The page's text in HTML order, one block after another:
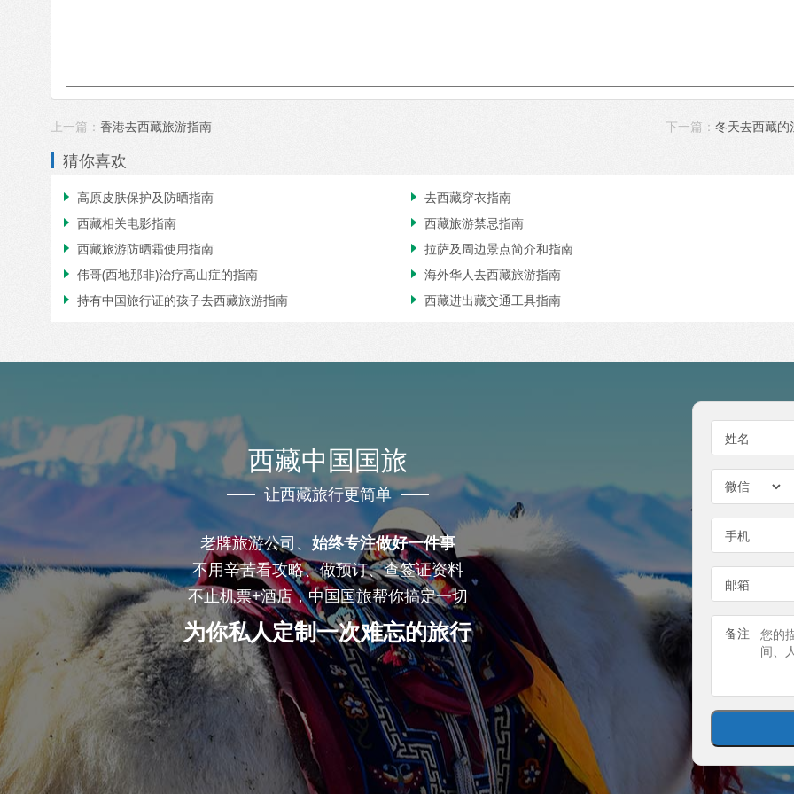
上一篇： 香港去西藏旅游指南 下一篇： 冬天去西藏的
猜你喜欢
 高原皮肤保护及防晒指南  去西藏穿衣指南
 西藏相关电影指南  西藏旅游禁忌指南
 西藏旅游防晒霜使用指南  拉萨及周边景点简介和指南
 伟哥(西地那非)治疗高山症的指南  海外华人去西藏旅游指南
 持有中国旅行证的孩子去西藏旅游指南  西藏进出藏交通工具指南
西藏中国国旅
让西藏旅行更简单
老牌旅游公司、 始终专注做好一件事
不用辛苦看攻略、做预订、查签证资料
不止机票+酒店，中国国旅帮你搞定一切
为你私人定制一次难忘的旅行
姓名
手机
邮箱
备注